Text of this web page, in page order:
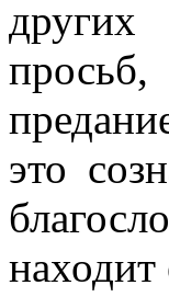
других
это
находит